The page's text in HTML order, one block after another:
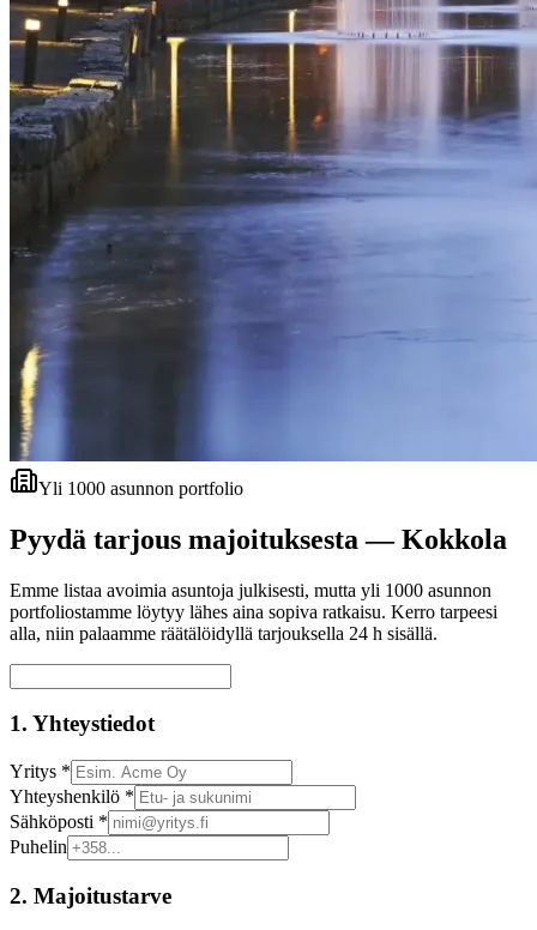
Yli 1000 asunnon portfolio
Pyydä tarjous majoituksesta —Kokkola
Emme listaa avoimia asuntoja julkisesti, mutta yli 1000 asunnon
portfoliostamme löytyy lähes aina sopiva ratkaisu. Kerro tarpeesi
alla, niin palaamme räätälöidyllä tarjouksella 24 h sisällä.
1. Yhteystiedot
Yritys *
Yhteyshenkilö *
Sähköposti *
Puhelin
2. Majoitustarve